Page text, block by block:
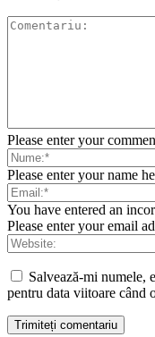
Please enter your
Please enter your name
You have entered an
Please enter your email
Salvează-mi numele,
pentru data viitoare când